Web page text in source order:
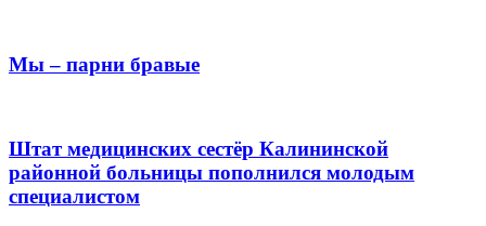
Мы – парни бравые
Штат медицинских сестёр Калининской
районной больницы пополнился молодым
специалистом